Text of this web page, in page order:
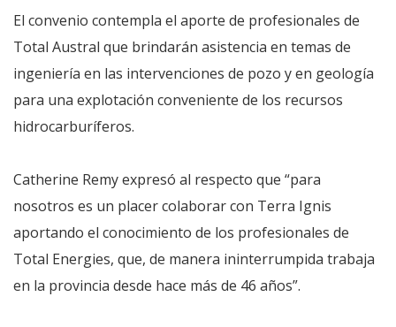
El convenio contempla el aporte de profesionales de
Total Austral que brindarán asistencia en temas de
ingeniería en las intervenciones de pozo y en geología
para una explotación conveniente de los recursos
hidrocarburíferos.
Catherine Remy expresó al respecto que “para
nosotros es un placer colaborar con Terra Ignis
aportando el conocimiento de los profesionales de
Total Energies, que, de manera ininterrumpida trabaja
en la provincia desde hace más de 46 años”.